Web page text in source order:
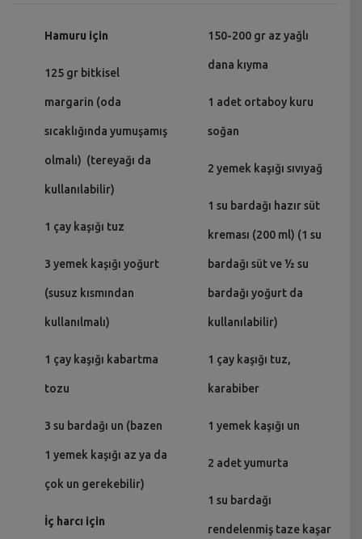
Hamuru için
125 gr bitkisel
margarin (oda
sıcaklığında yumuşamış
olmalı) (tereyağı da
kullanılabilir)
1 çay kaşığı tuz
3 yemek kaşığı yoğurt
(susuz kısmından
kullanılmalı)
1 çay kaşığı kabartma
tozu
3 su bardağı un (bazen
1 yemek kaşığı az ya da
çok un gerekebilir)
İç harcı için
150-200 gr az yağlı
dana kıyma
1 adet ortaboy kuru
soğan
2 yemek kaşığı sıvıyağ
1 su bardağı hazır süt
kreması (200 ml) (1 su
bardağı süt ve ½ su
bardağı yoğurt da
kullanılabilir)
1 çay kaşığı tuz,
karabiber
1 yemek kaşığı un
2 adet yumurta
1 su bardağı
rendelenmiş taze kaşar